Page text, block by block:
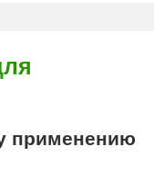
применению